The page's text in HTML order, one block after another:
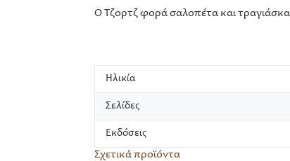
Ο Τζορτζ φορά σαλοπέτα και
Ηλικία
Σελίδες
Εκδόσεις
Σχετικά προϊόντα